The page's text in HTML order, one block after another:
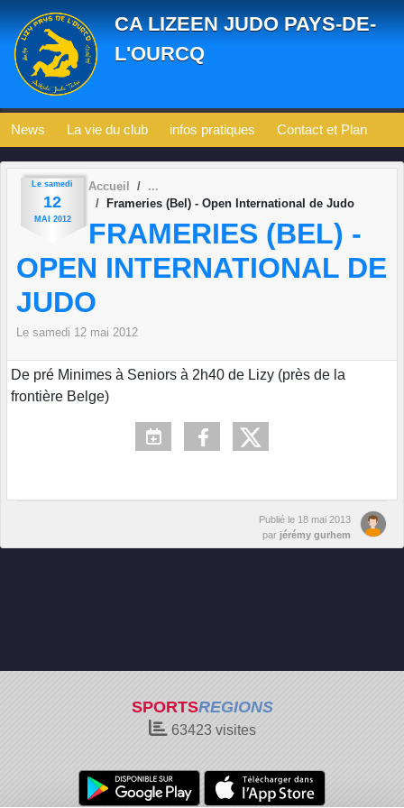
CA LIZEEN JUDO PAYS-DE-
L'OURCQ
News La vie du club infos pratiques Contact et Plan
Le samedi
12
MAI 2012
Accueil
Frameries (Bel) - Open International de Judo
FRAMERIES (BEL) -
OPEN INTERNATIONAL DE
JUDO
Le samedi 12 mai 2012
De pré Minimes à Seniors à 2h40 de Lizy (près de la
frontière Belge)
Publié le 18 mai 2013
par jérémy gurhem
SPORTSREGIONS
63423visites
Panneau de gestion des cookies